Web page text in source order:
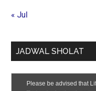
« Jul
JADWAL SHOLAT